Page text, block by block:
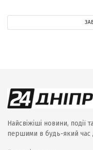
Найсвіжіші новини, події
першими в будь-який час